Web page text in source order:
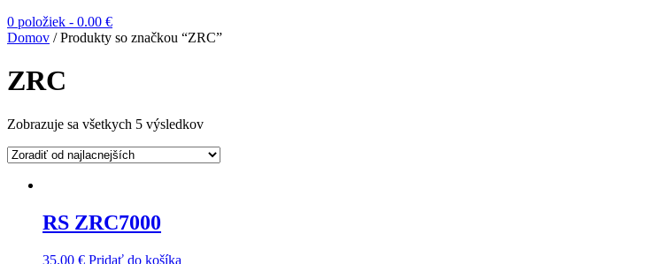
0 položiek - 0.00 €
Domov / Produkty so značkou “ZRC”
ZRC
Zobrazuje sa všetkych 5 výsledkov
RS ZRC7000
35.00 € Pridať do košíka